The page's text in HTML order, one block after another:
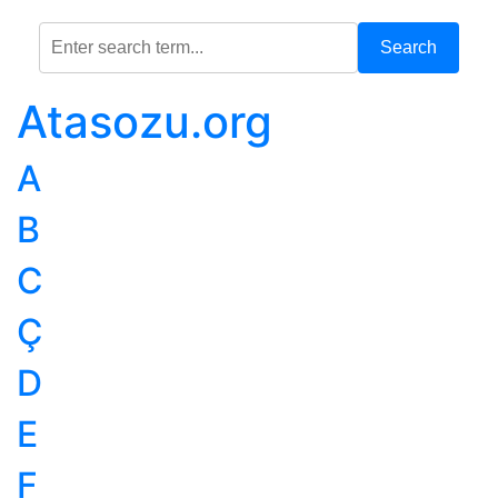
Search
Atasozu.org
A
B
C
Ç
D
E
F